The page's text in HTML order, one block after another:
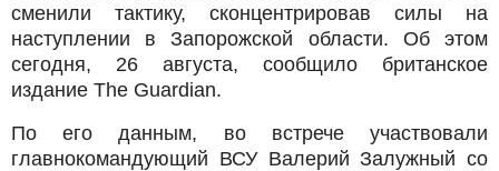
сменили тактику, сконцентрировав силы на
наступлении в Запорожской области. Об этом
сегодня, 26 августа, сообщило британское
издание The Guardian.
По его данным, во встрече участвовали
главнокомандующий ВСУ Валерий Залужный со